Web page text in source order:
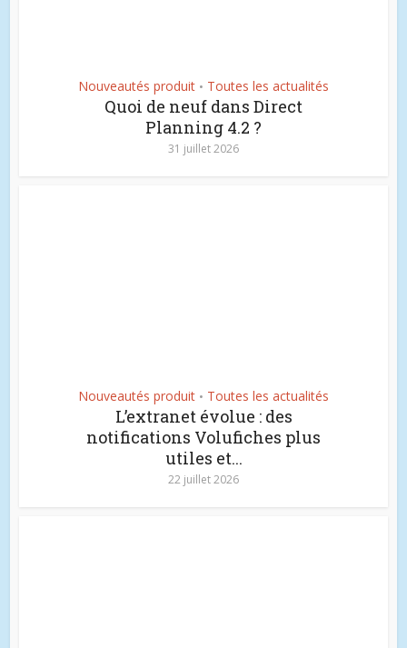
Nouveautés produit • Toutes les actualités
Quoi de neuf dans Direct
Planning 4.2 ?
31 juillet 2026
Nouveautés produit • Toutes les actualités
L’extranet évolue : des
notifications Volufiches plus
utiles et...
22 juillet 2026